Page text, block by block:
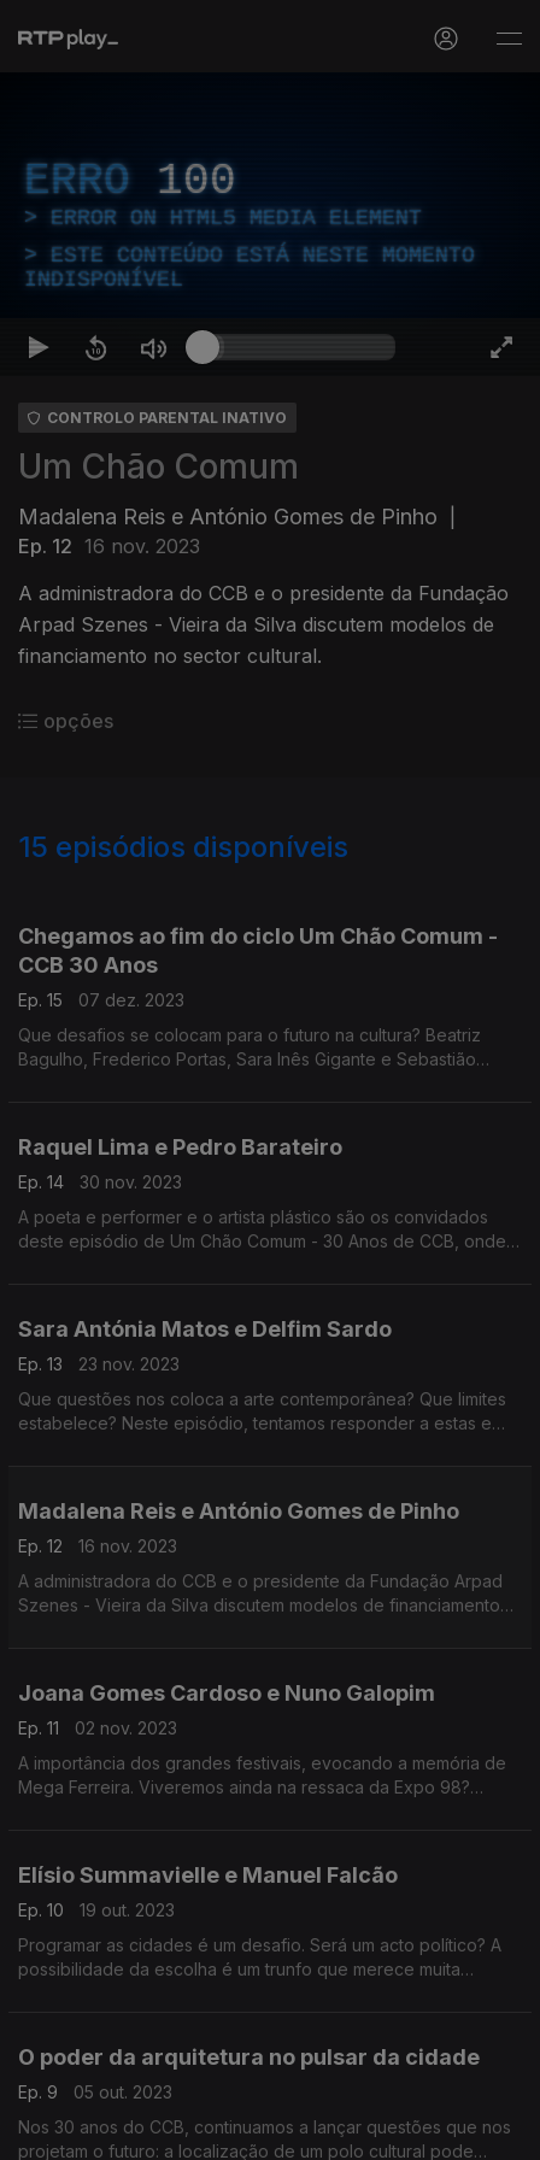
ERRO 100
ERROR ON HTML5 MEDIA ELEMENT
ESTE CONTEÚDO ESTÁ NESTE MOMENTO
INDISPONÍVEL
CONTROLO PARENTAL INATIVO
Um Chão Comum
Madalena Reis e António Gomes de Pinho
Ep. 12 16 nov. 2023
A administradora do CCB e o presidente da Fundação
Arpad Szenes - Vieira da Silva discutem modelos de
financiamento no sector cultural.
opções
15 episódios disponíveis
Chegamos ao fim do ciclo Um Chão Comum -
CCB 30 Anos
Ep. 15
07 dez. 2023
Que desafios se colocam para o futuro na cultura? Beatriz
Bagulho, Frederico Portas, Sara Inês Gigante e Sebastião
Raquel Lima e Pedro Barateiro
Ep. 14
30 nov. 2023
A poeta e performer e o artista plástico são os convidados
deste episódio de Um Chão Comum - 30 Anos de CCB, onde
Sara Antónia Matos e Delfim Sardo
Ep. 13
23 nov. 2023
Que questões nos coloca a arte contemporânea? Que limites
estabelece? Neste episódio, tentamos responder a estas e
Madalena Reis e António Gomes de Pinho
Ep. 12
16 nov. 2023
A administradora do CCB e o presidente da Fundação Arpad
Szenes - Vieira da Silva discutem modelos de financiamento
Joana Gomes Cardoso e Nuno Galopim
Ep. 11
02 nov. 2023
A importância dos grandes festivais, evocando a memória de
Mega Ferreira. Viveremos ainda na ressaca da Expo 98?
Elísio Summavielle e Manuel Falcão
Ep. 10
19 out. 2023
Programar as cidades é um desafio. Será um acto político? A
possibilidade da escolha é um trunfo que merece muita
O poder da arquitetura no pulsar da cidade
Ep. 9
05 out. 2023
Nos 30 anos do CCB, continuamos a lançar questões que nos
projetam o futuro: a localização de um polo cultural pode